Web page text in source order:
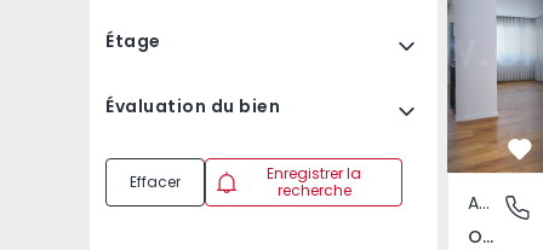
Étage
Évaluation du bien
Effacer
Enregistrer la
recherche
Olivais
Appartement
Olivais Sul, Lisboa